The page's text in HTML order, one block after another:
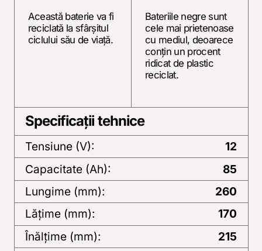
Această baterie va fi
reciclată la sfârșitul
ciclului său de viață.
Bateriile negre sunt
cele mai prietenoase
cu mediul, deoarece
conțin un procent
ridicat de plastic
reciclat.
Specificații tehnice
Tensiune (V):
12
Capacitate (Ah):
85
Lungime (mm):
260
Lăţime (mm):
170
Înălţime (mm):
215